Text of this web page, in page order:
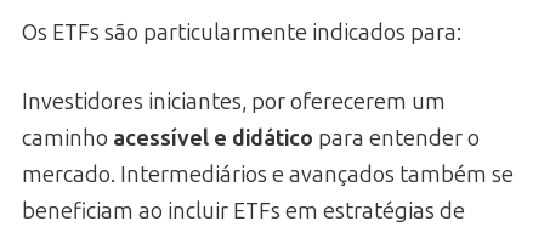
Os ETFs são particularmente indicados para:
Investidores iniciantes, por oferecerem um
caminho acessível e didático para entender o
mercado. Intermediários e avançados também se
beneficiam ao incluir ETFs em estratégias de